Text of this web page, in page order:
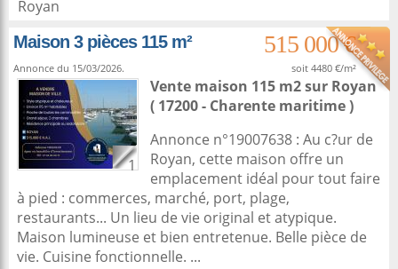
Royan
Maison 3 pièces 115 m²
515 000 €
Annonce du 15/03/2026. soit 4480 €/m²
1
Vente maison 115 m2sur Royan
( 17200 - Charente maritime )
Annonce n°19007638 : Au c?ur de
Royan, cette maison offre un
emplacement idéal pour tout faire
à pied : commerces, marché, port, plage,
restaurants... Un lieu de vie original et atypique.
Maison lumineuse et bien entretenue. Belle pièce de
vie. Cuisine fonctionnelle. ...